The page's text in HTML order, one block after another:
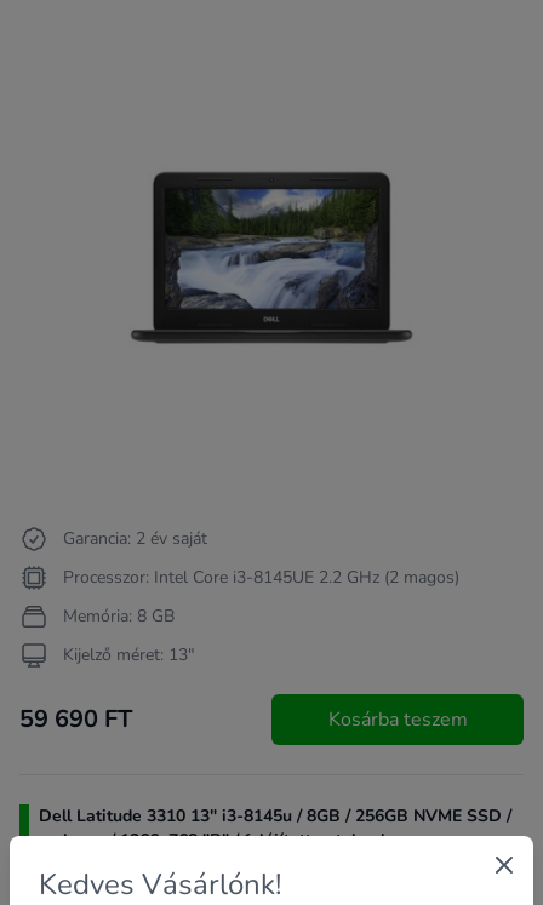
Garancia: 2 év saját
Processzor: Intel Core i3-8145UE 2.2 GHz (2 magos)
Memória: 8 GB
Kijelző méret: 13"
59 690 FT Kosárba teszem
Dell Latitude 3310 13" i3-8145u / 8GB / 256GB NVME SSD /
webcam / 1366x768 "B" / felújított notebook
Kedves Vásárlónk!